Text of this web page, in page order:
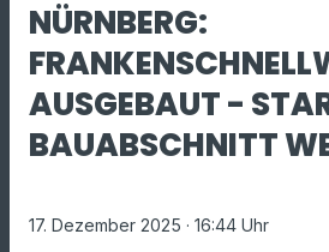
NÜRNBERG:
AUSGEBAUT -
BAUABSCHNITT
17. Dezember 2025 · 16:44 Uhr